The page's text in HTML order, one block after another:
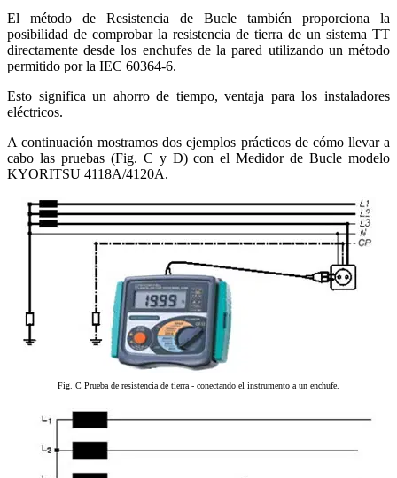
El método de Resistencia de Bucle también proporciona la
posibilidad de comprobar la resistencia de tierra de un sistema TT
directamente desde los enchufes de la pared utilizando un método
permitido por la IEC 60364-6.
Esto significa un ahorro de tiempo, ventaja para los instaladores
eléctricos.
A continuación mostramos dos ejemplos prácticos de cómo llevar a
cabo las pruebas (Fig. C y D) con el Medidor de Bucle modelo
KYORITSU 4118A/4120A.
Fig. C Prueba de resistencia de tierra - conectando el instrumento a un enchufe.